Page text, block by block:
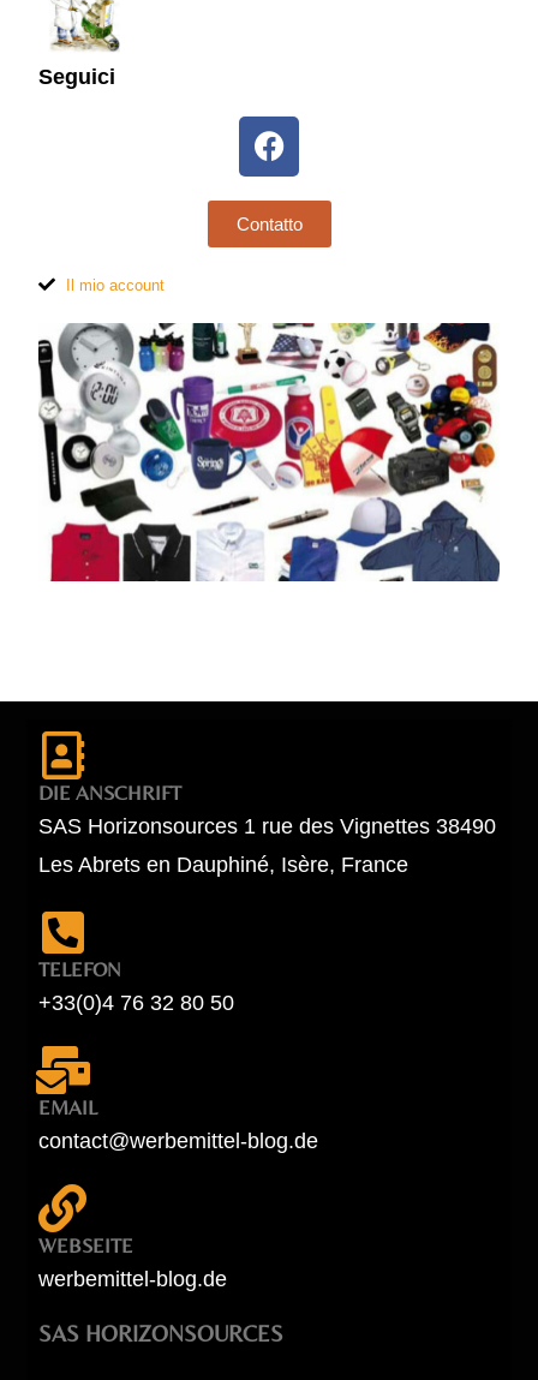
Seguici
Contatto
Il mio account
DIE ANSCHRIFT
SAS Horizonsources 1 rue des Vignettes 38490
Les Abrets en Dauphiné, Isère, France
TELEFON
+33(0)4 76 32 80 50
EMAIL
contact@werbemittel-blog.de
WEBSEITE
werbemittel-blog.de
SAS HORIZONSOURCES